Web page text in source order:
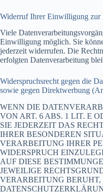
Widerruf Ihrer Einwilligung zur
Viele
Einwilligung möglich. Sie
jederzeit widerrufen. Die
erfolgten Datenverarbeitung
Widerspruchsrecht gegen die
sowie gegen Direktwerbung
WENN DIE
VON ART. 6 ABS. 1 LIT. E
SIE JEDERZEIT DAS
IHRER BESONDEREN
VERARBEITUNG IHRER
WIDERSPRUCH
AUF DIESE
JEWEILIGE
VERARBEITUNG BERUHT,